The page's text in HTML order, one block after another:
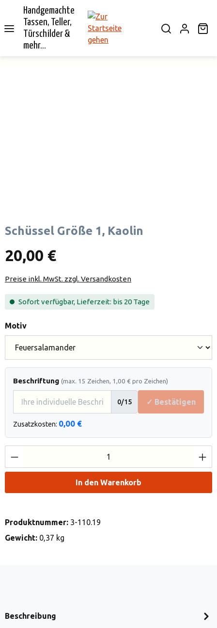
springen
Handgemachte
Tassen, Teller,
Türschilder &
mehr...
Schüssel Größe 1, Kaolin
20,00 €
Preise inkl. MwSt. zzgl. Versandkosten
Sofort verfügbar, Lieferzeit: bis 20 Tage
Motivauswählen
Beschriftung (max. 15 Zeichen, 1,00 € pro Zeichen)
0/15 ✓ Bestätigen
Zusatzkosten: 0,00 €
Produkt Anzahl: Gib den gewünschten
In den Warenkorb
Produktnummer: 3-110.19
Gewicht: 0,37 kg
Beschreibung